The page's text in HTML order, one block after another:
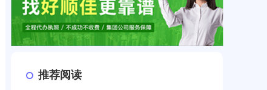
推荐阅读